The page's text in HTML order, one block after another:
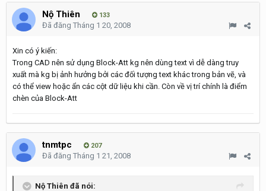
Nộ Thiên 133
Đã đăng Tháng 1 20, 2008
Xin có ý kiến:
Trong CAD nên sử dụng Block-Att kg nên dùng text vì dễ dàng truy
xuất mà kg bị ảnh hưởng bởi các đối tượng text khác trong bản vẽ, và
có thể view hoặc ẩn các cột dữ liệu khi cần. Còn về vị trí chính là điểm
chèn của Block-Att
tnmtpc 207
Đã đăng Tháng 1 21, 2008
Nộ Thiên đã nói: